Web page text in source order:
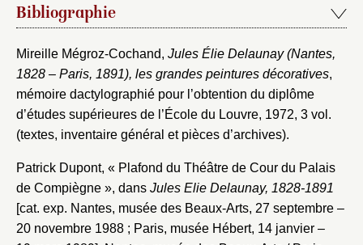
Bibliographie
Mireille Mégroz-Cochand, Jules Élie Delaunay (Nantes,
1828 – Paris, 1891), les grandes peintures décoratives,
mémoire dactylographié pour l’obtention du diplôme
d’études supérieures de l’École du Louvre, 1972, 3 vol.
(textes, inventaire général et pièces d’archives).
Patrick Dupont, « Plafond du Théâtre de Cour du Palais
de Compiègne », dans Jules Elie Delaunay, 1828-1891
[cat. exp. Nantes, musée des Beaux-Arts, 27 septembre –
20 novembre 1988 ; Paris, musée Hébert, 14 janvier –
Valider
Nouveau dossier
Créer et ajouter
Envoyer
Vous avez oublié votre mot de passe ?Cliquez ici